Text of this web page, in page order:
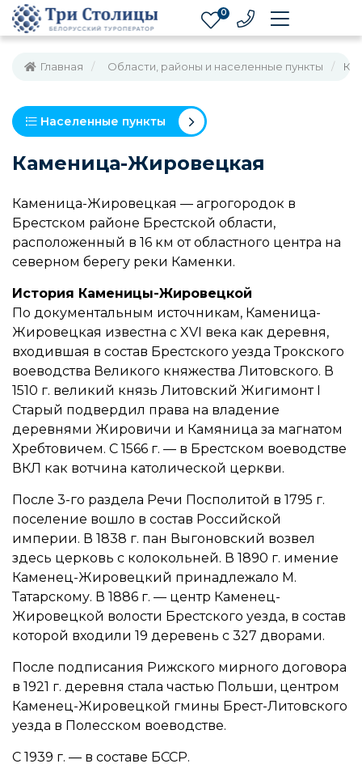
0
Главная Области, районы и населенные пункты
Населенные пункты
Каменица-Жировецкая
Каменица-Жировецкая — агрогородок в
Брестском районе Брестской области,
расположенный в 16 км от областного центра на
северном берегу реки Каменки.
История Каменицы-Жировецкой
По документальным источникам, Каменица-
Жировецкая известна с XVI века как деревня,
входившая в состав Брестского уезда Трокского
воеводства Великого княжества Литовского. В
1510 г. великий князь Литовский Жигимонт I
Старый подвердил права на владение
деревнями Жировичи и Камяница за магнатом
Хребтовичем. С 1566 г. — в Брестском воеводстве
ВКЛ как вотчина католической церкви.
После 3-го раздела Речи Посполитой в 1795 г.
поселение вошло в состав Российской
империи. В 1838 г. пан Выгоновский возвел
здесь церковь с колокольней. В 1890 г. имение
Каменец-Жировецкий принадлежало М.
Татарскому. В 1886 г. — центр Каменец-
Жировецкой волости Брестского уезда, в состав
которой входили 19 деревень с 327 дворами.
После подписания Рижского мирного договора
в 1921 г. деревня стала частью Польши, центром
Каменец-Жировецкой гмины Брест-Литовского
уезда в Полесском воеводстве.
С 1939 г. — в составе БССР.